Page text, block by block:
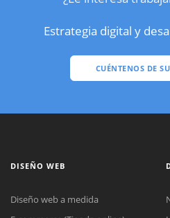
Estrategia digital y
CUÉNTENOS DE
DISEÑO WEB
Diseño web a medida